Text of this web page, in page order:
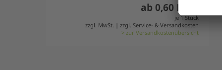
ab 0,60 Euro
je 1 Stück
zzgl. MwSt. | zzgl. Service- & Versandkosten
> zur Versandkostenübersicht